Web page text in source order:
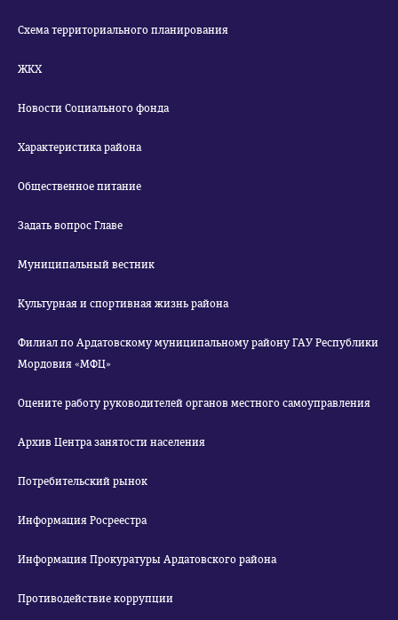
Схема территориального планирования
ЖКХ
Новости Социального фонда
Характеристика района
Общественное питание
Задать вопрос Главе
Муниципальный вестник
Культурная и спортивная жизнь района
Филиал по Ардатовскому муниципальному району ГАУ Республики
Мордовия «МФЦ»
Оцените работу руководителей органов местного самоуправления
Архив Центра занятости населения
Потребительский рынок
Информация Росреестра
Информация Прокуратуры Ардатовского района
Противодействие коррупции